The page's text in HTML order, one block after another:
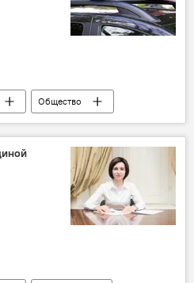
Общество
массовая драка